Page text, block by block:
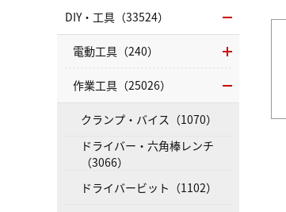
DIY・工具（33524）
電動工具（240）
作業工具（25026）
クランプ・バイス（1070）
ドライバー・六角棒レンチ
（3066）
ドライバービット（1102）